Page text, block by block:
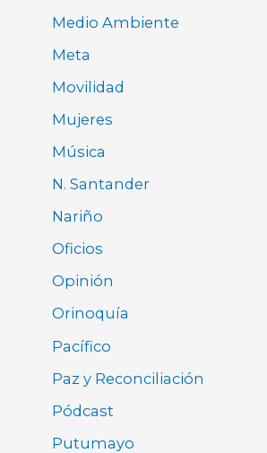
Medio Ambiente
Meta
Movilidad
Mujeres
Música
N. Santander
Nariño
Oficios
Opinión
Orinoquía
Pacífico
Paz y Reconciliación
Pódcast
Putumayo